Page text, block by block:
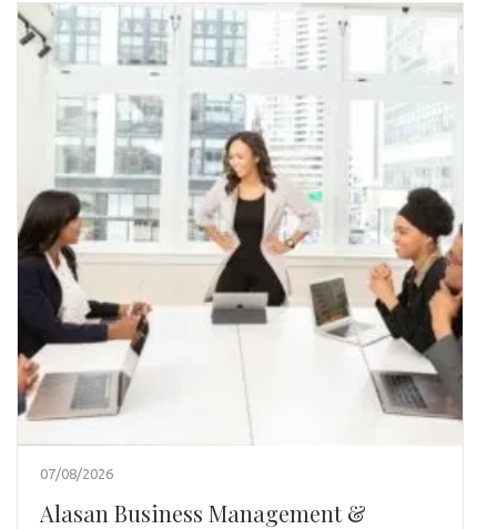
07/08/2026
Alasan Business Management &